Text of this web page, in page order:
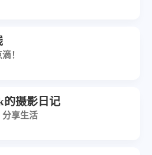
！
的摄影日记
分享生活